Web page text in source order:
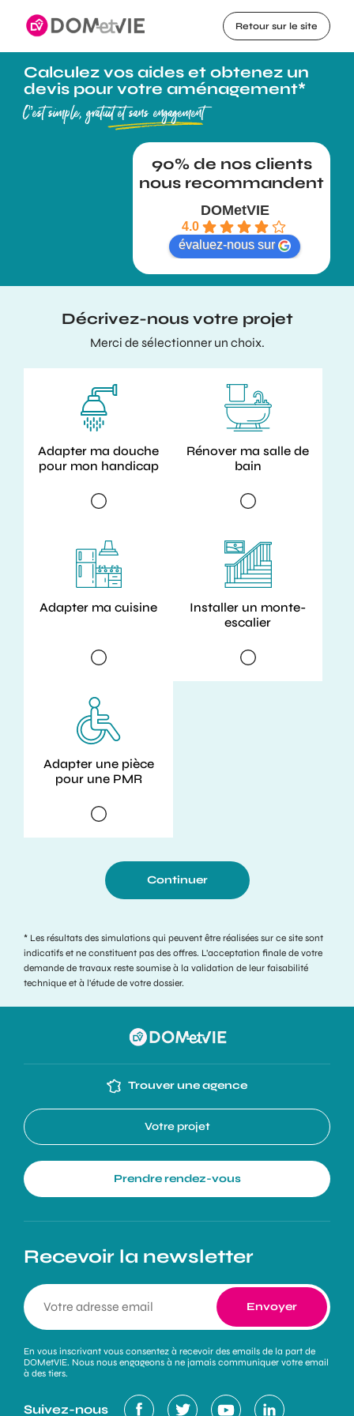
Retour sur le site
Calculez vos aides et obtenez un
devis pour votre aménagement*
C’est simple, gratuit et sans engagement
DOMetVIE
4.0
évaluez-nous sur
Décrivez-nous votre projet
Merci de sélectionner un choix.
Adapter ma douche
pour mon handicap
Rénover ma salle de
bain
Adapter ma cuisine
Installer un monte-
escalier
Adapter une pièce
pour une PMR
Continuer
* Les résultats des simulations qui peuvent être réalisées sur ce site sont
indicatifs et ne constituent pas des offres. L’acceptation finale de votre
demande de travaux reste soumise à la validation de leur faisabilité
technique et à l’étude de votre dossier.
Trouver une agence
Votre projet
Prendre rendez-vous
Recevoir la newsletter
En vous inscrivant vous consentez à recevoir des emails de la part de
DOMetVIE. Nous nous engageons à ne jamais communiquer votre email
à des tiers.
Suivez-nous